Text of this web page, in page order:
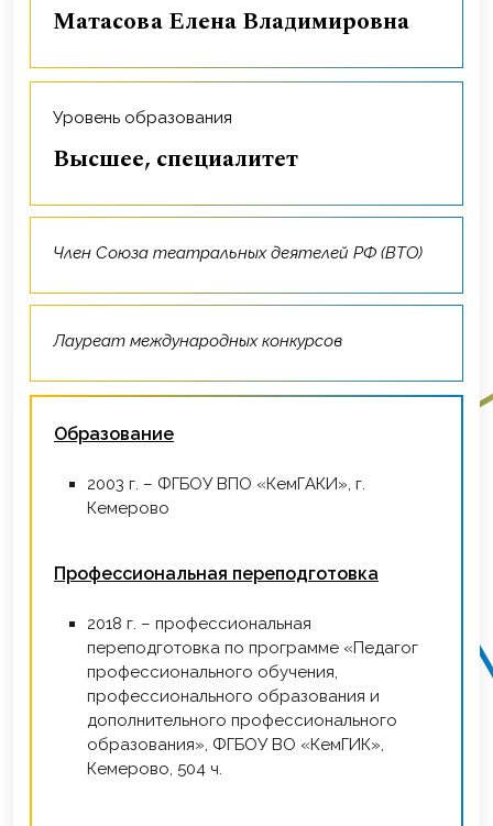
Матасова Елена Владимировна
Уровень образования
Высшее, специалитет
Член Союза театральных деятелей РФ (ВТО)
Лауреат международных конкурсов
Образование
2003 г. – ФГБОУ ВПО «КемГАКИ», г.
Кемерово
Профессиональная переподготовка
2018 г. – профессиональная
переподготовка по программе «Педагог
профессионального обучения,
профессионального образования и
дополнительного профессионального
образования», ФГБОУ ВО «КемГИК»,
Кемерово, 504 ч.